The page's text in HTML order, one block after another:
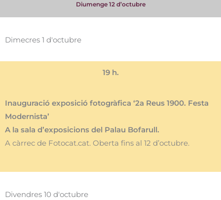
Diumenge 12 d’octubre
Dimecres 1 d'octubre
19 h.
Inauguració exposició fotogràfica ‘2a Reus 1900. Festa
Modernista’
A la sala d’exposicions del Palau Bofarull.
A càrrec de Fotocat.cat. Oberta fins al 12 d’octubre.
Divendres 10 d'octubre